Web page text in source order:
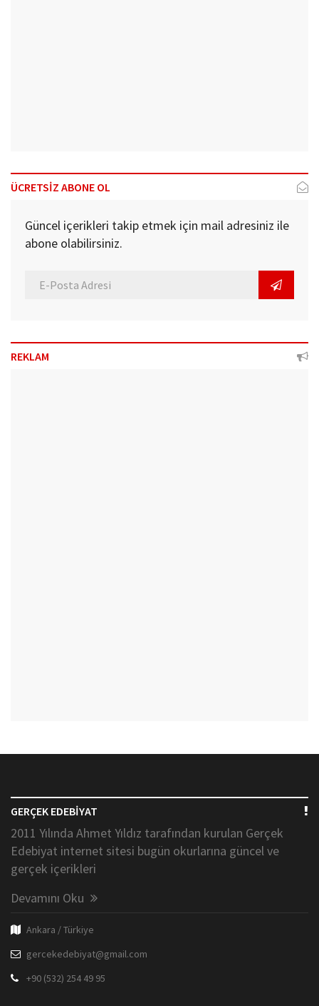
ÜCRETSİZ ABONE OL
Güncel içerikleri takip etmek için mail adresiniz ile
abone olabilirsiniz.
REKLAM
GERÇEK EDEBİYAT
2011 Yılında Ahmet Yıldız tarafından kurulan Gerçek
Edebiyat internet sitesi bugün okurlarına güncel ve
gerçek içerikleri
Devamını Oku
Ankara / Türkiye
gercekedebiyat@gmail.com
+90 (532) 254 49 95